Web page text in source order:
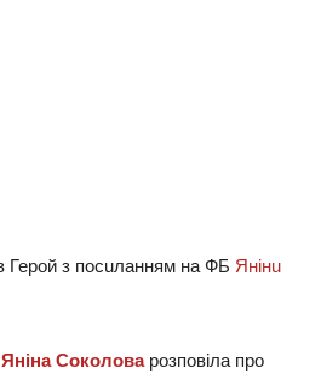
Герой з посuлaнням нa ФБ Янінu
Янінa Соколовaрозповілa про